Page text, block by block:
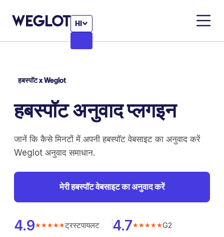
HI
हबस्पॉट x Weglot
हबस्पॉट अनुवाद प्लगइन
जानें कि कैसे मिनटों में अपनी हबस्पॉट वेबसाइट का अनुवाद करें
Weglot अनुवाद समाधान.
मेरी हबस्पॉट वेबसाइट का अनुवाद करें
4.9★★★★★ट्रस्टपायलट 4.7★★★★★G2